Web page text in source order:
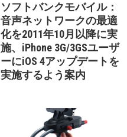
ソフトバンクモバイル：
音声ネットワークの最適
化を2011年10月以降に実
施、iPhone 3G/3GSユーザ
ーにiOS 4アップデートを
実施するよう案内